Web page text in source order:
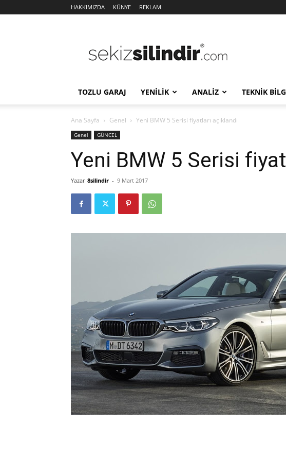
HAKKIMIZDA KÜNYE REKLAM
Silindir
TOZLU GARAJ YENİLİK ANALİZ TEKNİK
Ana Sayfa Genel Yeni BMW 5 Serisi fiyatları açıklandı
Genel GÜNCEL
Yeni BMW 5 Serisi
Yazar 8silindir - 9 Mart 2017